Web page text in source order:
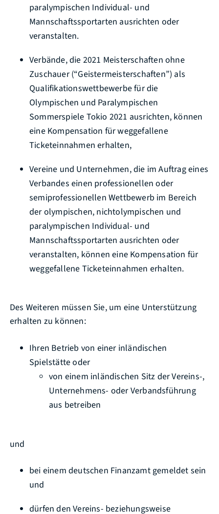
paralympischen Individual- und
Mannschaftssportarten ausrichten oder
veranstalten.
Verbände, die 2021 Meisterschaften ohne
Zuschauer (“Geistermeisterschaften”) als
Qualifikationswettbewerbe für die
Olympischen und Paralympischen
Sommerspiele Tokio 2021 ausrichten, können
eine Kompensation für weggefallene
Ticketeinnahmen erhalten,
Vereine und Unternehmen, die im Auftrag eines
Verbandes einen professionellen oder
semiprofessionellen Wettbewerb im Bereich
der olympischen, nichtolympischen und
paralympischen Individual- und
Mannschaftssportarten ausrichten oder
veranstalten, können eine Kompensation für
weggefallene Ticketeinnahmen erhalten.
Des Weiteren müssen Sie, um eine Unterstützung
erhalten zu können:
Ihren Betrieb von einer inländischen
Spielstätte oder
von einem inländischen Sitz der Vereins-,
Unternehmens- oder Verbandsführung
aus betreiben
und
bei einem deutschen Finanzamt gemeldet sein
und
dürfen den Vereins- beziehungsweise